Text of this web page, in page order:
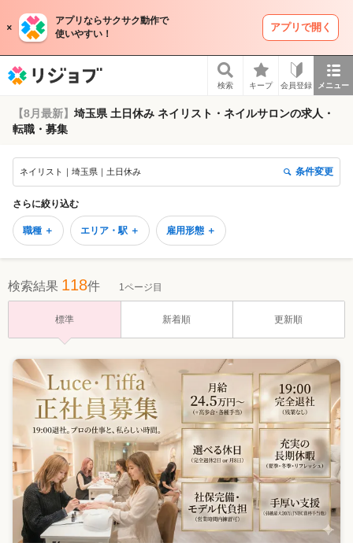
アプリならサクサク動作で
使いやすい！
アプリで開く
検索 キープ 会員登録 メニュー
【8月最新】 埼玉県 土日休み ネイリスト・ネイルサロンの求人・
転職・募集
ネイリスト｜埼玉県｜土日休み 条件変更
さらに絞り込む
職種 ＋ エリア・駅 ＋ 雇用形態 ＋
検索結果 118件 1ページ目
標準 新着順 更新順